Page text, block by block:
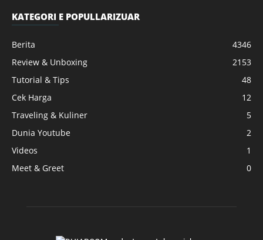
KATEGORI E POPULLARIZUAR
Berita
4346
Review & Unboxing
2153
Tutorial & Tips
48
Cek Harga
12
Traveling & Kuliner
5
Dunia Youtube
2
Videos
1
Meet & Greet
0